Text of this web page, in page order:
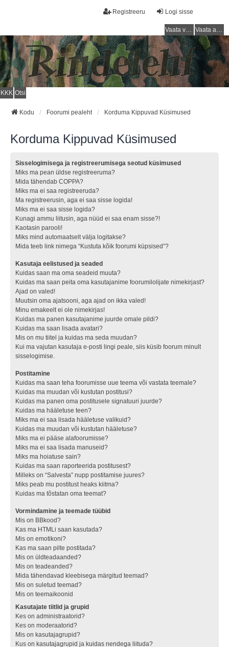
Logi sisse
Registreeru
Vaata vastamata teemasi Vaata aktiivseid teemasid
KKK Otsi
Kodu Foorumi pealeht Korduma Kippuvad Küsimused
Korduma Kippuvad Küsimused
Sisselogimisega ja registreerumisega seotud küsimused
Miks ma pean üldse registreeruma?
Mida tähendab COPPA?
Miks ma ei saa registreeruda?
Ma registreerusin, aga ei saa sisse logida!
Miks ma ei saa sisse logida?
Kunagi ammu liitusin, aga nüüd ei saa enam sisse?!
Kaotasin parooli!
Miks mind automaatselt välja logitakse?
Mida teeb link nimega “Kustuta kõik foorumi küpsised”?
Kasutaja eelistused ja seaded
Kuidas saan ma oma seadeid muuta?
Kuidas ma saan peita oma kasutajanime foorumilolijate nimekirjast?
Ajad on valed!
Muutsin oma ajatsooni, aga ajad on ikka valed!
Minu emakeelt ei ole nimekirjas!
Kuidas ma panen kasutajanime juurde omale pildi?
Kuidas ma saan lisada avatari?
Mis on mu tiitel ja kuidas ma seda muudan?
Kui ma vajutan kasutaja e-posti lingi peale, siis küsib foorum minult
sisselogimise.
Postitamine
Kuidas ma saan teha foorumisse uue teema või vastata teemale?
Kuidas ma muudan või kustutan postitusi?
Kuidas ma panen oma postitusele signatuuri juurde?
Kuidas ma hääletuse teen?
Miks ma ei saa lisada hääletuse valikuid?
Kuidas ma muudan või kustutan hääletuse?
Miks ma ei pääse alafoorumisse?
Miks ma ei saa lisada manuseid?
Miks ma hoiatuse sain?
Kuidas ma saan raporteerida postitusest?
Milleks on “Salvesta” nupp postitamise juures?
Miks peab mu postitust heaks kiitma?
Kuidas ma tõstatan oma teemat?
Vormindamine ja teemade tüübid
Mis on BBkood?
Kas ma HTMLi saan kasutada?
Mis on emotikoni?
Kas ma saan pilte postitada?
Mis on üldteadaanded?
Mis on teadeanded?
Mida tähendavad kleebisega märgitud teemad?
Mis on suletud teemad?
Mis on teemaikoonid
Kasutajate tiitlid ja grupid
Kes on administraatorid?
Kes on moderaatorid?
Mis on kasutajagrupid?
Kus on kasutajagrupid ja kuidas nendega liituda?